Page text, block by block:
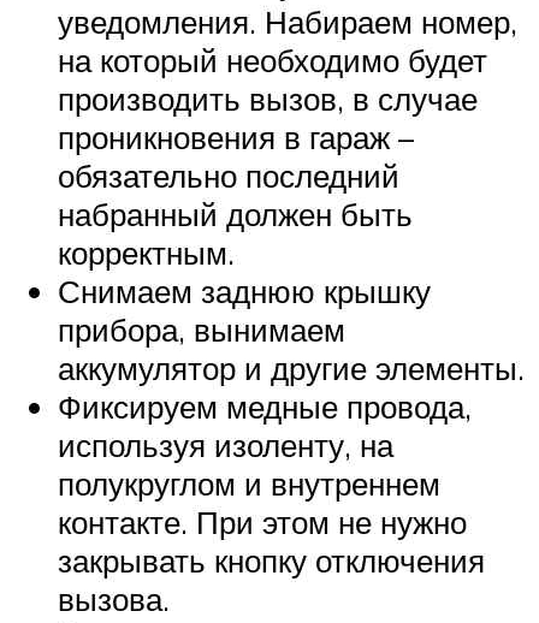
уведомления. Набираем номер,
на который необходимо будет
производить вызов, в случае
проникновения в гараж –
обязательно последний
набранный должен быть
корректным.
Снимаем заднюю крышку
прибора, вынимаем
аккумулятор и другие элементы.
Фиксируем медные провода,
используя изоленту, на
полукруглом и внутреннем
контакте. При этом не нужно
закрывать кнопку отключения
вызова.